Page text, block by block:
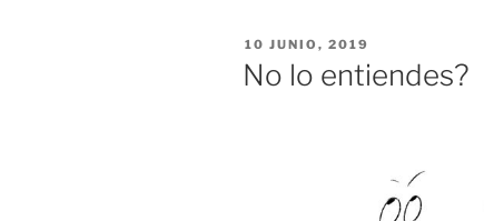
PUBLICADO
EL
10 JUNIO, 2019
No lo entiendes?